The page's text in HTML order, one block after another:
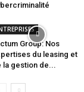
Group: Nos
du leasing et
la gestion de...